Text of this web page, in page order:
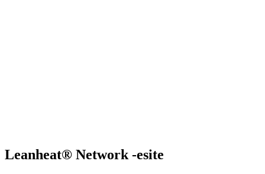
Leanheat® Network -esite